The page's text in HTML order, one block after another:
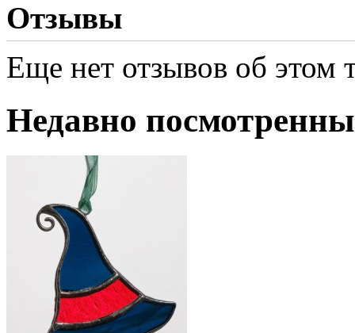
Отзывы
Еще нет отзывов об этом
Недавно